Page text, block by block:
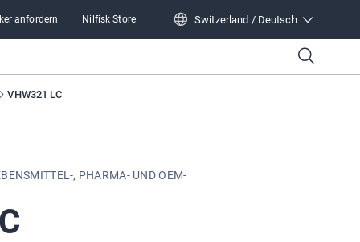
anfordern Nilfisk Store Switzerland / Deutsch
VHW321 LC
, PHARMA- UND OEM-